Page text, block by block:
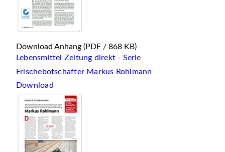
Download Anhang (PDF / 868 KB)
Lebensmittel Zeitung direkt - Serie
Frischebotschafter Markus Rohlmann
Download